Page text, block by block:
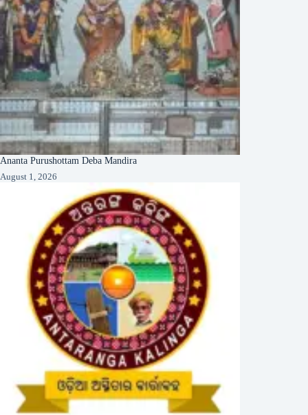
Ananta Purushottam Deba Mandira
August 1, 2026